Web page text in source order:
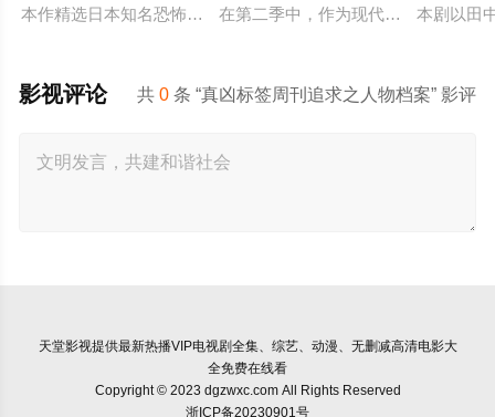
本作精选日本知名恐怖漫画家伊藤润二笔下充满独特疯狂气息
在第二季中，作为现代刑侦关键力量
本剧以田
共0 条 “真凶标签周刊追求之人物档案” 影评
影视评论
天堂影视提供最新热播VIP电视剧全集、综艺、动漫、无删减高清电影大
全免费在线看
Copyright © 2023 dgzwxc.com All Rights Reserved
浙ICP备20230901号